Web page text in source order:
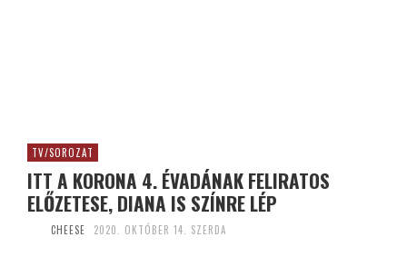
TV/SOROZAT
ITT A KORONA 4. ÉVADÁNAK FELIRATOS
ELŐZETESE, DIANA IS SZÍNRE LÉP
CHEESE 2020. OKTÓBER 14. SZERDA